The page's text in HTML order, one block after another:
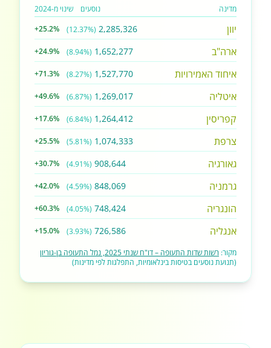
מדינה נוסעים שינוי מ-2024
יוון 2,285,326
(12.37%)
+25.2%
ארה"ב 1,652,277
(8.94%)
+24.9%
איחוד האמירויות 1,527,770
(8.27%)
+71.3%
איטליה 1,269,017
(6.87%)
+49.6%
קפריסין 1,264,412
(6.84%)
+17.6%
צרפת 1,074,333
(5.81%)
+25.5%
גאורגיה 908,644
(4.91%)
+30.7%
גרמניה 848,069
(4.59%)
+42.0%
הונגריה 748,424
(4.05%)
+60.3%
אנגליה 726,586
(3.93%)
+15.0%
מקור: רשות שדות התעופה – דו"ח שנתי 2025, נמל התעופה בן-גוריון
(תנועת נוסעים בטיסות בינלאומיות, התפלגות לפי מדינות)